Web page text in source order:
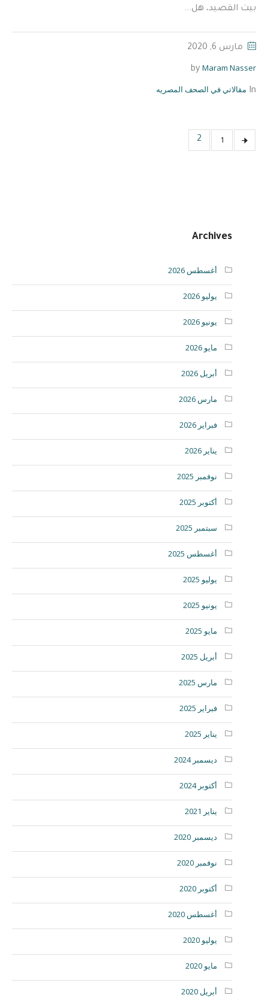
بيت القصيد، هل...
مارس 6, 2020
by Maram Nasser
In مقالاتي في الصحف المصريه
1
2
Archives
أغسطس 2026
يوليو 2026
يونيو 2026
مايو 2026
أبريل 2026
مارس 2026
فبراير 2026
يناير 2026
نوفمبر 2025
أكتوبر 2025
سبتمبر 2025
أغسطس 2025
يوليو 2025
يونيو 2025
مايو 2025
أبريل 2025
مارس 2025
فبراير 2025
يناير 2025
ديسمبر 2024
أكتوبر 2024
يناير 2021
ديسمبر 2020
نوفمبر 2020
أكتوبر 2020
أغسطس 2020
يوليو 2020
مايو 2020
أبريل 2020